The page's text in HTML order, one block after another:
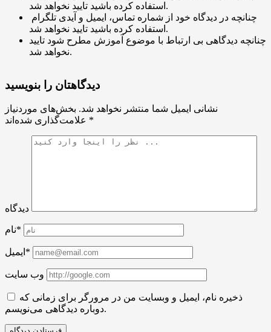
استفاده کرده باشید تایید نخواهد شد.
استفاده کرده باشید تایید نخواهد شد.
چنانچه دیدگاهی بی ارتباط با موضوع آموزش مطرح شود تایید
نخواهد شد.
دیدگاهتان را بنویسید
نشانی ایمیل شما منتشر نخواهد شد. بخش‌های موردنیاز
*
دیدگاه
نام*
ایمیل*
وب سایت
ذخیره نام، ایمیل و وبسایت من در مرورگر برای زمانی که
دوباره دیدگاهی می‌نویسم.